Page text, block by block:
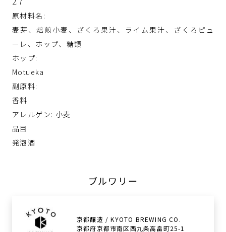
原材料名:
麦芽、焙煎小麦、ざくろ果汁、ライム果汁、ざくろピュ
ーレ、ホップ、糖類
ホップ:
Motueka
副原料:
香料
アレルゲン: 小麦
品目
発泡酒
ブルワリー
京都醸造 / KYOTO BREWING CO.
京都府京都市南区西九条高畠町25-1